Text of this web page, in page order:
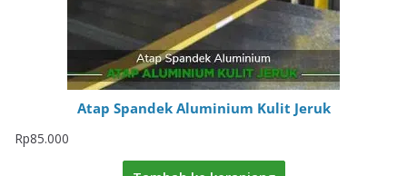
Atap Spandek Aluminium Kulit Jeruk
Rp85.000